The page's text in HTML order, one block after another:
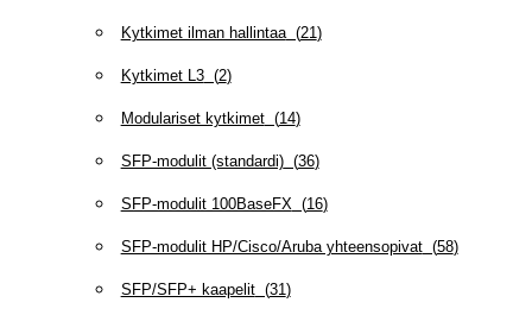
Kytkimet ilman hallintaa(21 )
Kytkimet L3(2)
Modulariset kytkimet(14)
SFP-modulit (standardi)(36)
SFP-modulit 100BaseFX (16)
SFP-modulit HP/Cisco/Aruba yhteensopivat(58)
SFP/SFP+ kaapelit(31 )